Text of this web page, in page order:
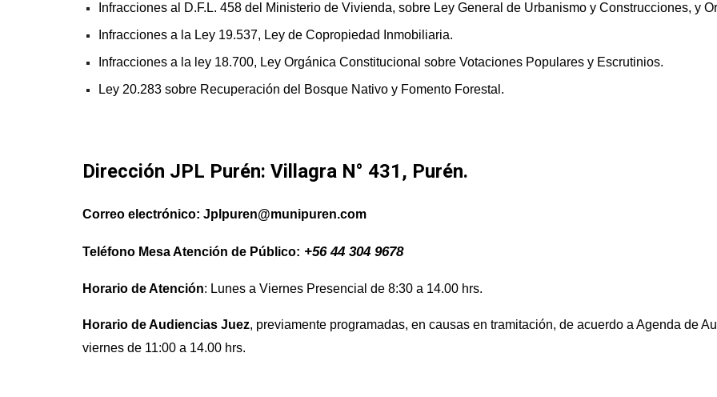
Infracciones al D.F.L. 458 del Ministerio de Vivienda, sobre Ley General de Urbanismo y Construcciones, y
Infracciones a la Ley 19.537, Ley de Copropiedad Inmobiliaria.
Infracciones a la ley 18.700, Ley Orgánica Constitucional sobre Votaciones Populares y Escrutinios.
Ley 20.283 sobre Recuperación del Bosque Nativo y Fomento Forestal.
Dirección JPL Purén: Villagra N° 431, Purén.
Correo electrónico: Jplpuren@munipuren.com
Teléfono Mesa Atención de Público: +56 44 304 9678
Horario de Atención: Lunes a Viernes Presencial de 8:30 a 14.00 hrs.
Horario de Audiencias Juez, previamente programadas, en causas en tramitación, de acuerdo a Agenda de
viernes de 11:00 a 14.00 hrs.